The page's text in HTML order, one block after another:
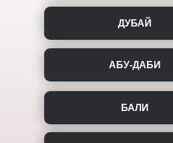
ДУБАЙ
БАЛИ
АБУ-ДАБИ